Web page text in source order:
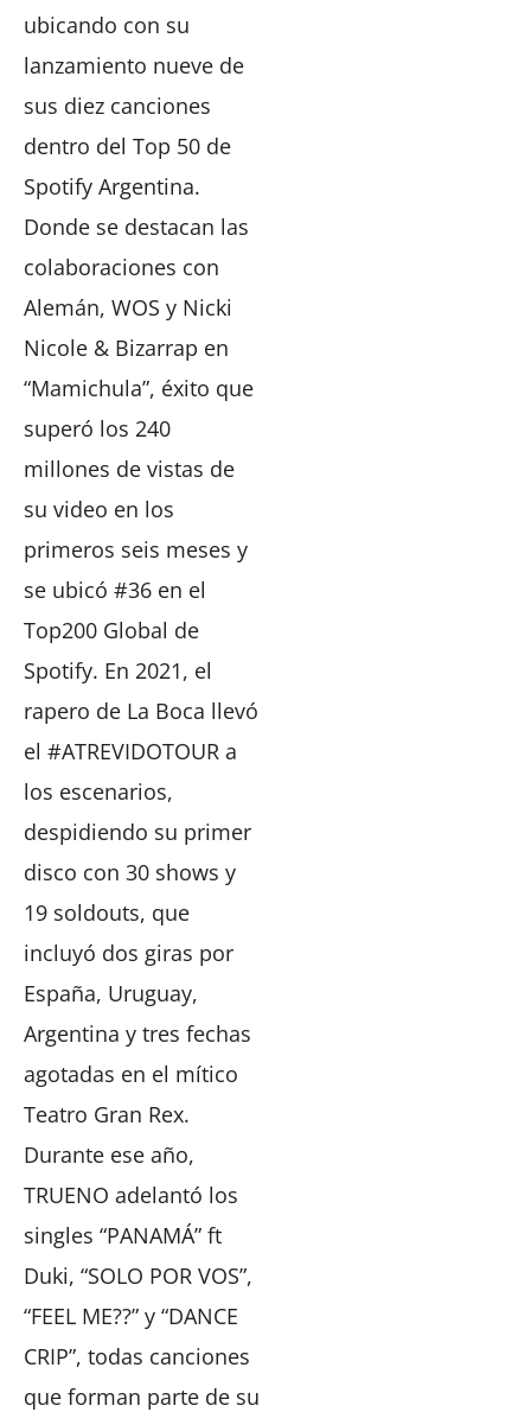
ubicando con su
lanzamiento nueve de
sus diez canciones
dentro del Top 50 de
Spotify Argentina.
Donde se destacan las
colaboraciones con
Alemán, WOS y Nicki
Nicole & Bizarrap en
“Mamichula”, éxito que
superó los 240
millones de vistas de
su video en los
primeros seis meses y
se ubicó #36 en el
Top200 Global de
Spotify. En 2021, el
rapero de La Boca llevó
el #ATREVIDOTOUR a
los escenarios,
despidiendo su primer
disco con 30 shows y
19 soldouts, que
incluyó dos giras por
España, Uruguay,
Argentina y tres fechas
agotadas en el mítico
Teatro Gran Rex.
Durante ese año,
TRUENO adelantó los
singles “PANAMÁ” ft
Duki, “SOLO POR VOS”,
“FEEL ME??” y “DANCE
CRIP”, todas canciones
que forman parte de su